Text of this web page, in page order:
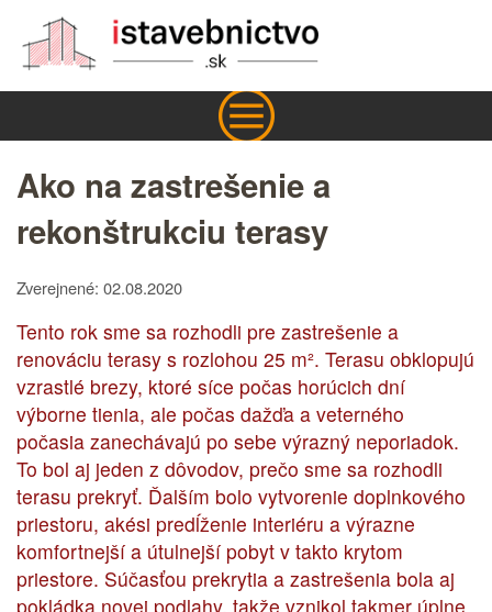
Ako na zastrešenie a
rekonštrukciu terasy
Zverejnené: 02.08.2020
Tento rok sme sa rozhodli pre zastrešenie a
renováciu terasy s rozlohou 25 m². Terasu obklopujú
vzrastlé brezy, ktoré síce počas horúcich dní
výborne tienia, ale počas dažďa a veterného
počasia zanechávajú po sebe výrazný neporiadok.
To bol aj jeden z dôvodov, prečo sme sa rozhodli
terasu prekryť. Ďalším bolo vytvorenie doplnkového
priestoru, akési predĺženie interiéru a výrazne
komfortnejší a útulnejší pobyt v takto krytom
priestore. Súčasťou prekrytia a zastrešenia bola aj
pokládka novej podlahy, takže vznikol takmer úplne